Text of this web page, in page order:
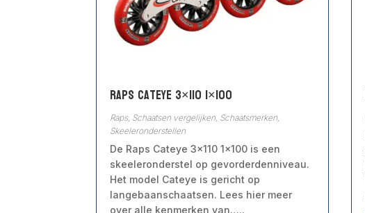
Raps Cateye 3×110 1×100
Raps, Schaatsen vergelijken, Schaatsmerken,
Skeeleronderstellen
De Raps Cateye 3×110 1×100 is een
skeeleronderstel op gevorderdenniveau.
Het model Cateye is gericht op
langebaanschaatsen. Lees hier meer
over alle kenmerken van…..